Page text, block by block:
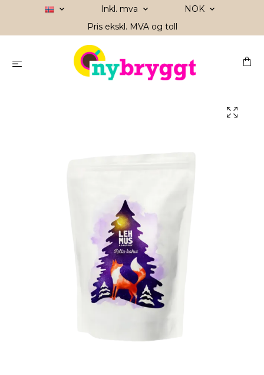
Inkl. mva
NOK
Pris ekskl. MVA og toll